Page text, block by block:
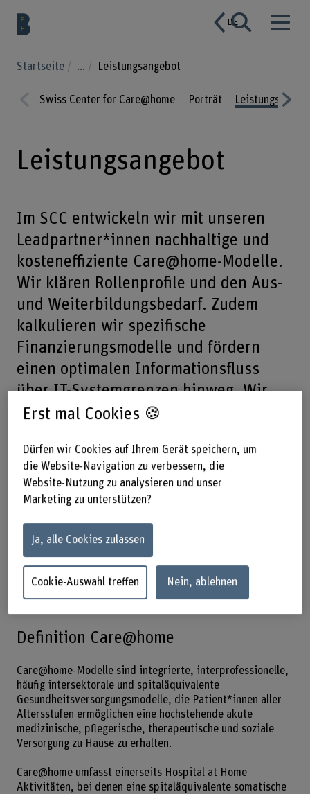
DE
Startseite ... Leistungsangebot
ious
Swiss Center for Care@home Porträt
Leistungsangebot
Im SCC entwickeln wir mit unseren
Leadpartner*innen nachhaltige und
kosteneffiziente Care@home-Modelle.
Wir klären Rollenprofile und den Aus-
und Weiterbildungsbedarf. Zudem
kalkulieren wir spezifische
Finanzierungsmodelle und fördern
einen optimalen Informationsfluss
über IT-Systemgrenzen hinweg. Wir
setzen neue Technologien sinnvoll ein
Informationsangebote für
Patient*innen und Zugehörige.
oder an der Entwicklung von Care@home-Modellen
mitwirken? Nehmen Sie Kontakt mit uns auf!
Jetzt Kontakt aufnehmen.
Definition Care@home
Care@home-Modelle sind integrierte, interprofessionelle,
häufig intersektorale und spitaläquivalente
Gesundheitsversorgungsmodelle, die Patient*innen aller
Altersstufen ermöglichen eine hochstehende akute
medizinische, pflegerische, therapeutische und soziale
Versorgung zu Hause zu erhalten.
Care@home umfasst einerseits Hospital at Home
Aktivitäten, bei denen eine spitaläquivalente somatische
Erst mal Cookies 🍪
Dürfen wir Cookies auf Ihrem Gerät speichern, um
die Website-Navigation zu verbessern, die
Website-Nutzung zu analysieren und unser
Marketing zu unterstützen?
Ja, alle Cookies zulassen
Cookie-Auswahl treffen Nein, ablehnen